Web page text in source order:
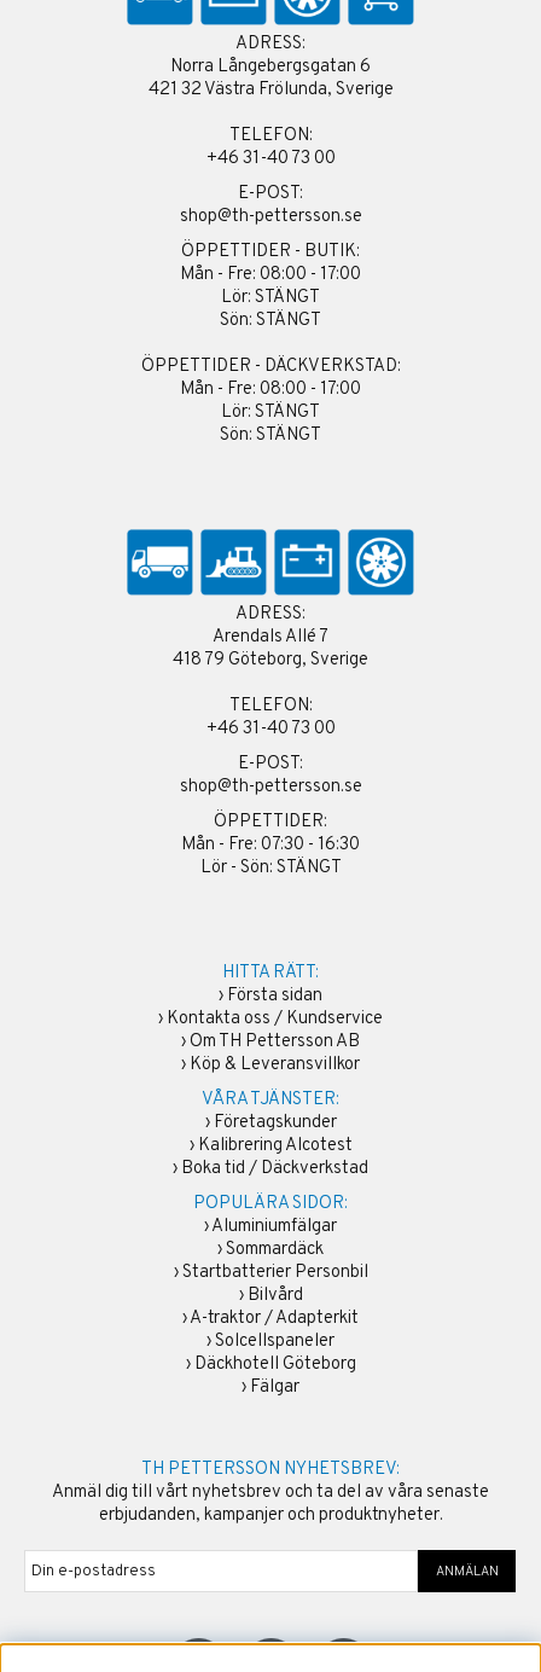
ADRESS:
Norra Långebergsgatan 6
421 32 Västra Frölunda, Sverige
TELEFON:
+46 31-40 73 00
E-POST:
shop@th-pettersson.se
ÖPPETTIDER - BUTIK:
Mån - Fre: 08:00 - 17:00
Lör: STÄNGT
Sön: STÄNGT
ÖPPETTIDER - DÄCKVERKSTAD:
Mån - Fre: 08:00 - 17:00
Lör: STÄNGT
Sön: STÄNGT
ADRESS:
Arendals Allé 7
418 79 Göteborg, Sverige
TELEFON:
+46 31-40 73 00
E-POST:
shop@th-pettersson.se
ÖPPETTIDER:
Mån - Fre: 07:30 - 16:30
Lör - Sön: STÄNGT
HITTA RÄTT:
› Första sidan
› Kontakta oss / Kundservice
› Om TH Pettersson AB
› Köp & Leveransvillkor
VÅRA TJÄNSTER:
› Företagskunder
› Kalibrering Alcotest
› Boka tid / Däckverkstad
POPULÄRA SIDOR:
›Aluminiumfälgar
›Sommardäck
›Startbatterier Personbil
› Bilvård
›A-traktor / Adapterkit
›Solcellspaneler
› Däckhotell Göteborg
› Fälgar
TH PETTERSSON NYHETSBREV:
Anmäl dig till vårt nyhetsbrev och ta del av våra senaste
erbjudanden, kampanjer och produktnyheter.
ANMÄLAN